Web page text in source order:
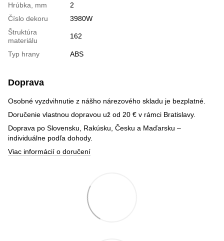
Hrúbka, mm
2
Číslo dekoru
3980W
Štruktúra
materiálu
162
Typ hrany ABS
Doprava
Osobné vyzdvihnutie z nášho nárezového skladu je bezplatné.
Doručenie vlastnou dopravou už od 20 € v rámci Bratislavy.
Doprava po Slovensku, Rakúsku, Česku a Maďarsku –
individuálne podľa dohody.
Viac informácií o doručení